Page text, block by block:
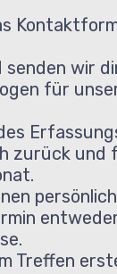
senden wir
für
zurück und
Treffen